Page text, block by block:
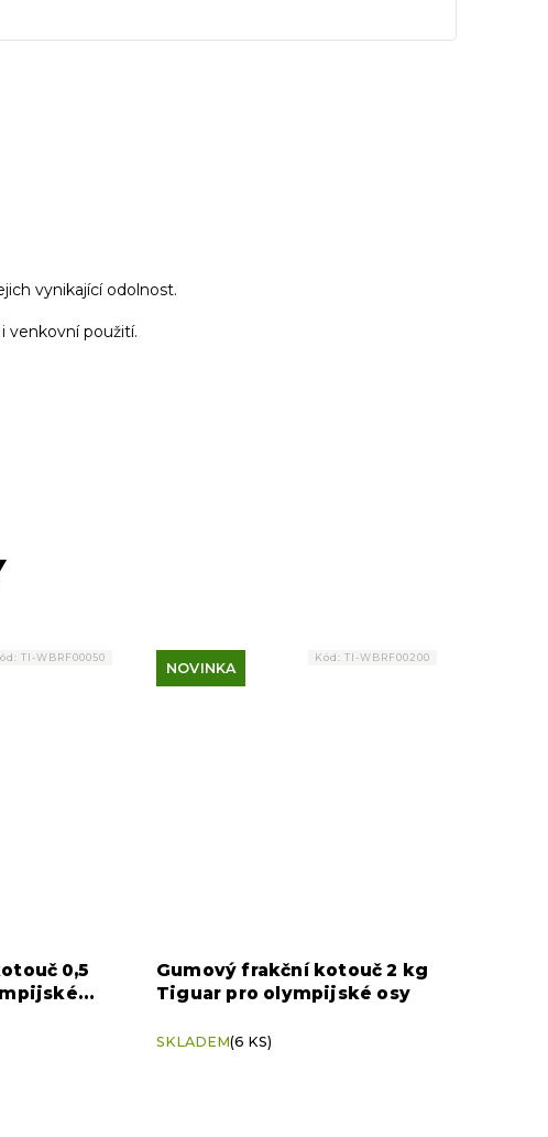
vynikající odolnost.
venkovní použití.
0,5
TI-WBRF00050
NOVINKA
Gumový frakční kotouč 2 kg
Tiguar pro olympijské osy
SKLADEM(6 KS)
Kód: TI-WBRF00200